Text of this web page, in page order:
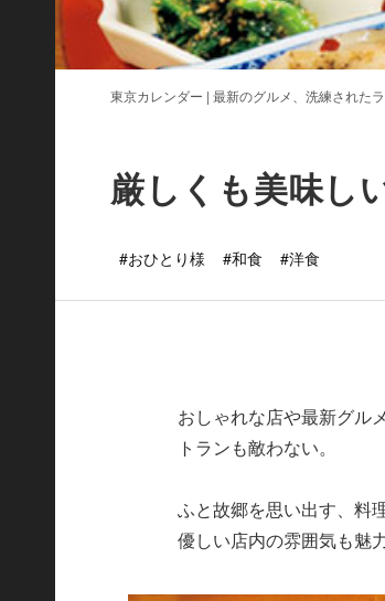
東京カレンダー | 最新のグルメ、洗練された
厳しくも美味し
#おひとり様 #和食 #洋食
おしゃれな店や最新グル
トランも敵わない。
ふと故郷を思い出す、料
優しい店内の雰囲気も魅力